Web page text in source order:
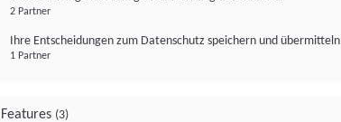
2 Partner
Ihre Entscheidungen zum Datenschutz speichern und übermitteln
1 Partner
Features (3)